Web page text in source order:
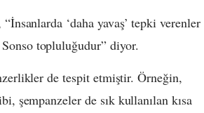
‘daha yavaş’ tepki verenler
topluluğudur” diyor.
de tespit etmiştir. Örneğin,
şempanzeler de sık kullanılan kısa